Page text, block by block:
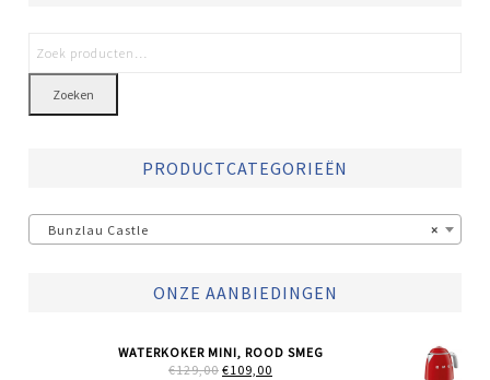
Zoeken
PRODUCTCATEGORIEËN
×
Bunzlau Castle
ONZE AANBIEDINGEN
WATERKOKER MINI, ROOD SMEG
€129,00 OORSPRONKELIJKE
€109,00